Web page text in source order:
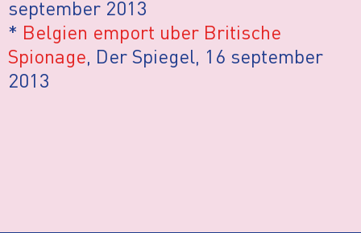
september 2013
* Belgien emport uber Britische
Spionage, Der Spiegel, 16 september
2013